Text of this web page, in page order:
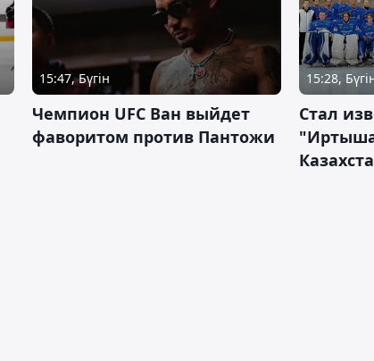
15:47, Бүгін
Чемпион UFC Ван выйдет
фаворитом против Пантожи
15:28,
Стал